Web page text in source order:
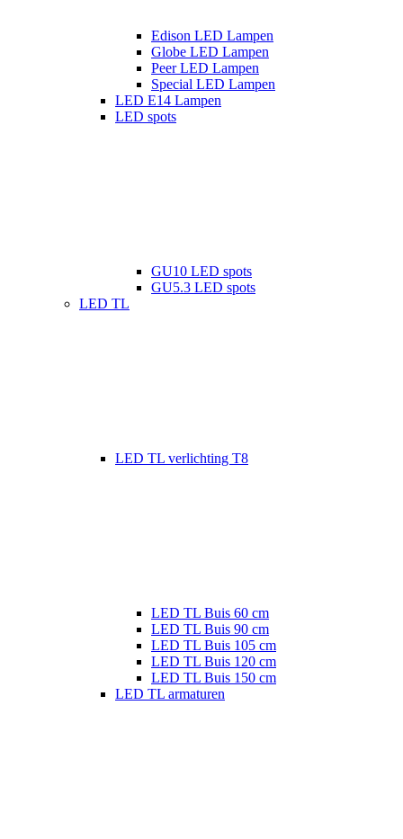
Edison LED Lampen
Globe LED Lampen
Peer LED Lampen
Special LED Lampen
LED E14 Lampen
LED spots
GU10 LED spots
GU5.3 LED spots
LED TL
LED TL verlichting T8
LED TL Buis 60 cm
LED TL Buis 90 cm
LED TL Buis 105 cm
LED TL Buis 120 cm
LED TL Buis 150 cm
LED TL armaturen